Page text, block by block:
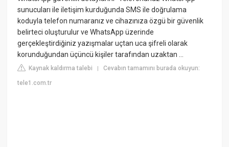
sunucuları ile iletişim kurduğunda SMS ile doğrulama
koduyla telefon numaranız ve cihazınıza özgü bir güvenlik
belirteci oluşturulur ve WhatsApp üzerinde
gerçekleştirdiğiniz yazışmalar uçtan uca şifreli olarak
korunduğundan üçüncü kişiler tarafından uzaktan ...
Kaynak kaldırma talebi |Cevabın tamamını burada okuyun:
tele1.com.tr